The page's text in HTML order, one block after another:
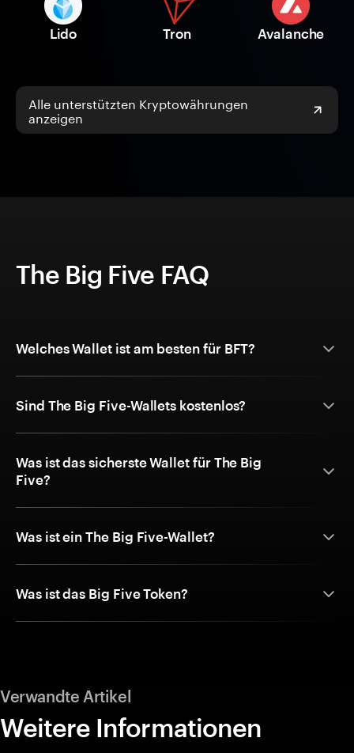
Lido Tron Avalanche
Alle unterstützten Kryptowährungen
anzeigen
The Big Five FAQ
Welches Wallet ist am besten für BFT?
Sind The Big Five-Wallets kostenlos?
Was ist das sicherste Wallet für The Big
Five?
Was ist ein The Big Five-Wallet?
Was ist das Big Five Token?
Verwandte Artikel
Weitere Informationen